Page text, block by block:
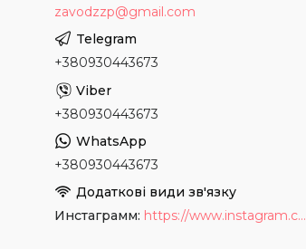
zavodzzp@gmail.com
+380930443673
+380930443673
+380930443673
Инстаграмм https://www.instagram.com/tapochki_od